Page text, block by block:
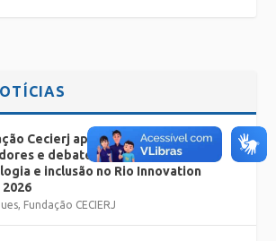
Cecierj apresenta projetos
e debates sobre educação,
e inclusão no Rio Innovation
, Fundação CECIERJ